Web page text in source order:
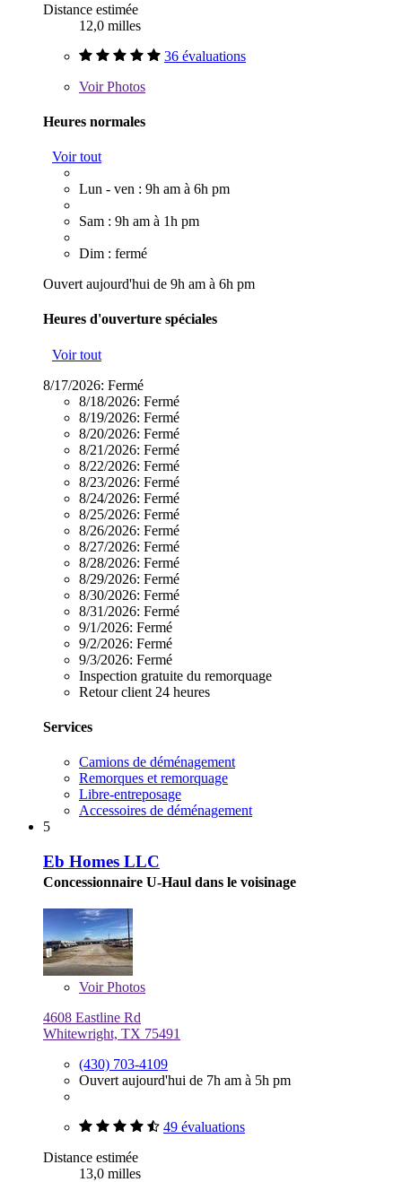
Distance estimée
12,0 milles
36 évaluations
VoirPhotos
Heures normales
Voir tout
Lun - ven : 9h am à 6h pm
Sam : 9h am à 1h pm
Dim : fermé
Ouvert aujourd'hui de 9h am à 6h pm
Heures d'ouverture spéciales
Voir tout
8/17/2026: Fermé
8/18/2026: Fermé
8/19/2026: Fermé
8/20/2026: Fermé
8/21/2026: Fermé
8/22/2026: Fermé
8/23/2026: Fermé
8/24/2026: Fermé
8/25/2026: Fermé
8/26/2026: Fermé
8/27/2026: Fermé
8/28/2026: Fermé
8/29/2026: Fermé
8/30/2026: Fermé
8/31/2026: Fermé
9/1/2026: Fermé
9/2/2026: Fermé
9/3/2026: Fermé
Inspection gratuite du remorquage
Retour client 24 heures
Services
Camions de déménagement
Remorques et remorquage
Libre-entreposage
Accessoires de déménagement
5
Eb Homes LLC
Concessionnaire U-Haul dans le voisinage
VoirPhotos
4608 Eastline Rd
Whitewright, TX 75491
(430) 703-4109
Ouvert aujourd'hui de 7h am à 5h pm
49 évaluations
Distance estimée
13,0 milles